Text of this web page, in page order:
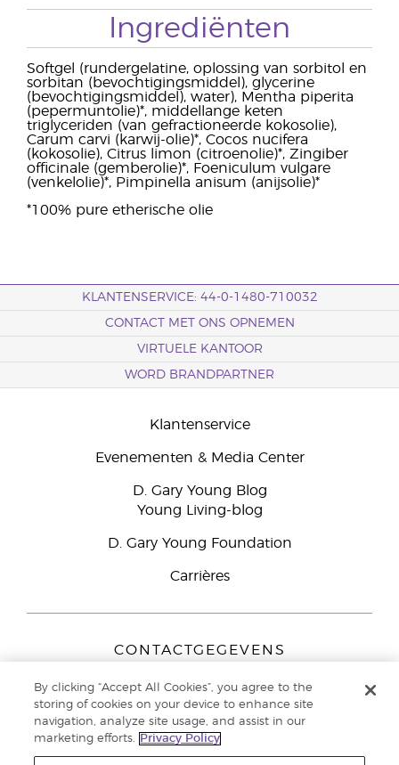
Ingrediënten
Softgel (rundergelatine, oplossing van sorbitol en
sorbitan (bevochtigingsmiddel), glycerine
(bevochtigingsmiddel), water), Mentha piperita
(pepermuntolie)*, middellange keten
triglyceriden (van gefractioneerde kokosolie),
Carum carvi (karwij-olie)*, Cocos nucifera
(kokosolie), Citrus limon (citroenolie)*, Zingiber
officinale (gemberolie)*, Foeniculum vulgare
(venkelolie)*, Pimpinella anisum (anijsolie)*
*100% pure etherische olie
KLANTENSERVICE: 44-0-1480-710032
CONTACT MET ONS OPNEMEN
VIRTUELE KANTOOR
WORD BRANDPARTNER
Klantenservice
Evenementen & Media Center
D. Gary Young Blog
Young Living-blog
D. Gary Young Foundation
Carrières
CONTACTGEGEVENS
Peizerweg 97
9727 AJ Groningen
Nederland
Klantenservice:44-0-1480-710032
By clicking “Accept All Cookies”, you agree to the
storing of cookies on your device to enhance site
navigation, analyze site usage, and assist in our
marketing efforts.
Privacy Policy